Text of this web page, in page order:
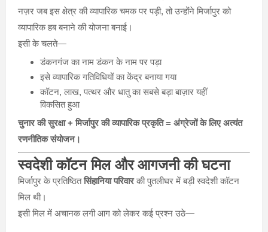
नज़र जब इस क्षेत्र की व्यापारिक चमक पर पड़ी, तो उन्होंने मिर्जापुर को
व्यापारिक हब बनाने की योजना बनाई।
इसी के चलते—
डंकनगंज का नाम डंकन के नाम पर पड़ा
इसे व्यापारिक गतिविधियों का केंद्र बनाया गया
कॉटन, लाख, पत्थर और धातु का सबसे बड़ा बाज़ार यहीं
विकसित हुआ
चुनार की सुरक्षा + मिर्जापुर की व्यापारिक प्रकृति = अंग्रेजों के लिए अत्यंत
रणनीतिक संयोजन।
स्वदेशी कॉटन मिल और आगजनी की घटना
मिर्जापुर के प्रतिष्ठितसिंहानिया परिवारकी पुतलीघर में बड़ी स्वदेशी कॉटन
मिल थी।
इसी मिल में अचानक लगी आग को लेकर कई प्रश्न उठे—